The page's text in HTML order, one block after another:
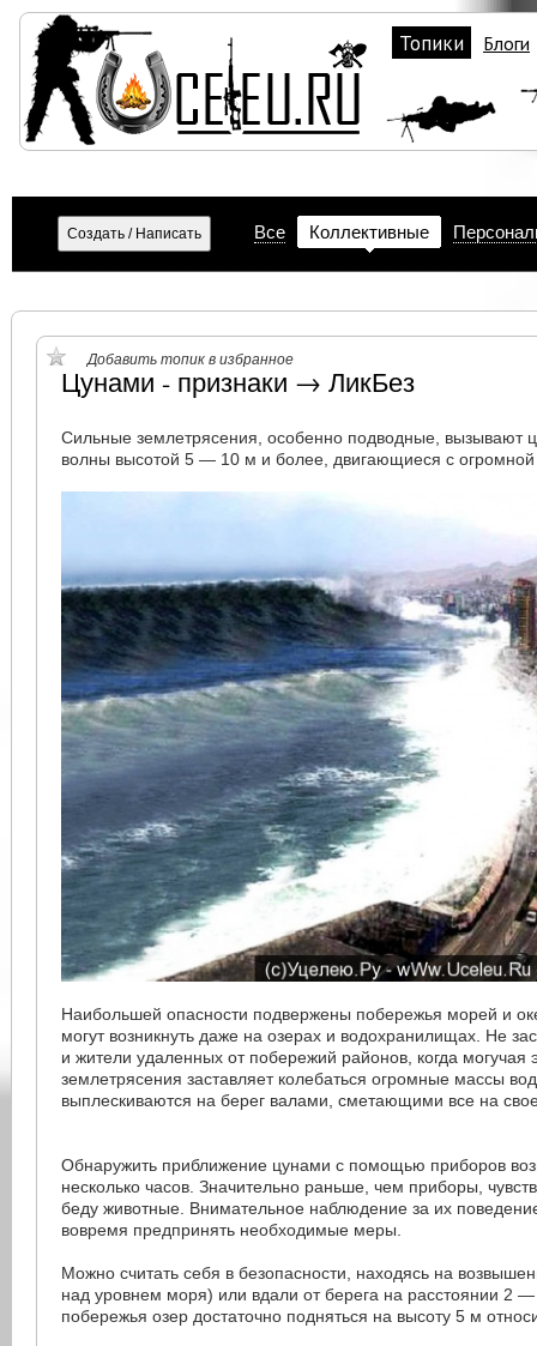
Топики Блоги
Все Коллективные
Добавить топик в избранное
Цунами - признаки → ЛикБез
Сильные землетрясения, особенно подводные, вызывают
волны высотой 5 — 10 м и более, двигающиеся с огромной
Наибольшей опасности подвержены побережья морей и
могут возникнуть даже на озерах и водохранилищах. Не
и жители удаленных от побережий районов, когда могучая
землетрясения заставляет колебаться огромные массы
выплескиваются на берег валами, сметающими все на
Обнаружить приближение цунами с помощью приборов
несколько часов. Значительно раньше, чем приборы,
беду животные. Внимательное наблюдение за их
вовремя предпринять необходимые меры.
Можно считать себя в безопасности, находясь на
над уровнем моря) или вдали от берега на расстоянии 2
побережья озер достаточно подняться на высоту 5 м